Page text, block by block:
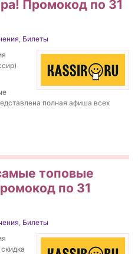
Промокод по 31
, Билеты
полная афиша всех
топовые
по 31
, Билеты